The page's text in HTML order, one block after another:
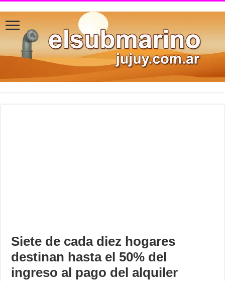
Siete de cada diez hogares
destinan hasta el 50% del
ingreso al pago del alquiler